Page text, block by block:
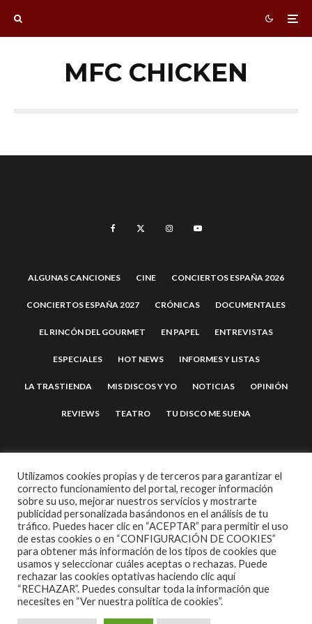
MFC CHICKEN
ALGUNAS CANCIONES CINE CONCIERTOS ESPAÑA 2026
CONCIERTOS ESPAÑA 2027 CRÓNICAS DOCUMENTALES
EL RINCÓN DEL GOURMET EN PAPEL ENTREVISTAS
ESPECIALES HOT NEWS INFORMES Y LISTAS
LA TRASTIENDA MIS DISCOS Y YO NOTICIAS OPINIÓN
REVIEWS TEATRO TU DISCO ME SUENA
2007 COPYRIGHT -CODETIPITHEME
Utilizamos cookies propias y de terceros para garantizar el
correcto funcionamiento del portal, recoger información
sobre su uso, mejorar nuestros servicios y mostrarte
publicidad personalizada basándonos en el análisis de tu
tráfico. Puedes hacer clic en “ACEPTAR” para permitir el uso
de estas cookies o en “CONFIGURACIÓN DE COOKIES”
para obtener más información de los tipos de cookies que
usamos y seleccionar cuáles aceptas o rechazas. Puede
rechazar las cookies optativas haciendo clic aquí
“RECHAZAR”. Puedes consultar toda la información que
necesites en “Ver nuestra política de cookies”.